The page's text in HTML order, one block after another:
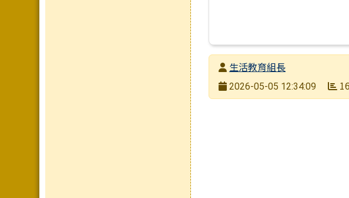
發布者生活教育組長
發布日期
2026-05-05 12:34:09